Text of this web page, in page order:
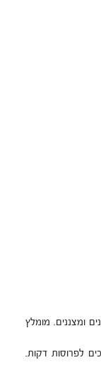
ומצננים. מומלץ
לפרוסות דקות.